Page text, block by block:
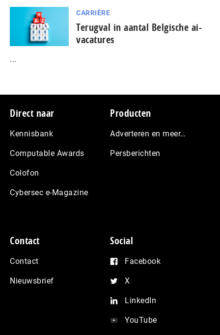
CARRIÈRE
Terugval in aantal Belgische ai-
vacatures
...
Footer
Direct naar
Kennisbank
Computable Awards
Colofon
Cybersec e-Magazine
Producten
Adverteren en meer…
Persberichten
Contact
Contact
Nieuwsbrief
Social
Facebook
X
LinkedIn
YouTube